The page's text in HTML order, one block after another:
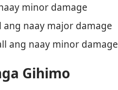
minor damage
ang naay major damage
ang naay minor damage
Gihimo